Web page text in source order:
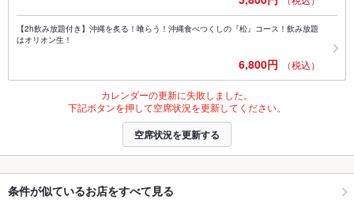
【2h飲み放題付き】沖縄を炙る！喰らう！沖縄食べつくしの『松』コース！飲み放題
はオリオン生！
6,800円 （税込）
カレンダーの更新に失敗しました。
下記ボタンを押して空席状況を更新してください。
空席状況を更新する
条件が似ているお店をすべて見る